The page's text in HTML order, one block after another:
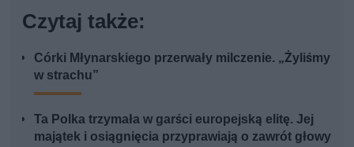
Czytaj także:
Córki Młynarskiego przerwały milczenie. „Żyliśmy
w strachu”
Ta Polka trzymała w garści europejską elitę. Jej
majątek i osiągnięcia przyprawiają o zawrót głowy